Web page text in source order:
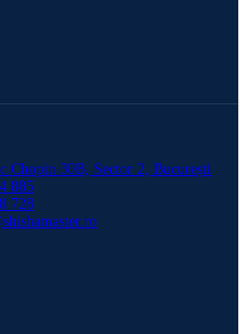
Chopin 30B, Sector 2, București
885
728